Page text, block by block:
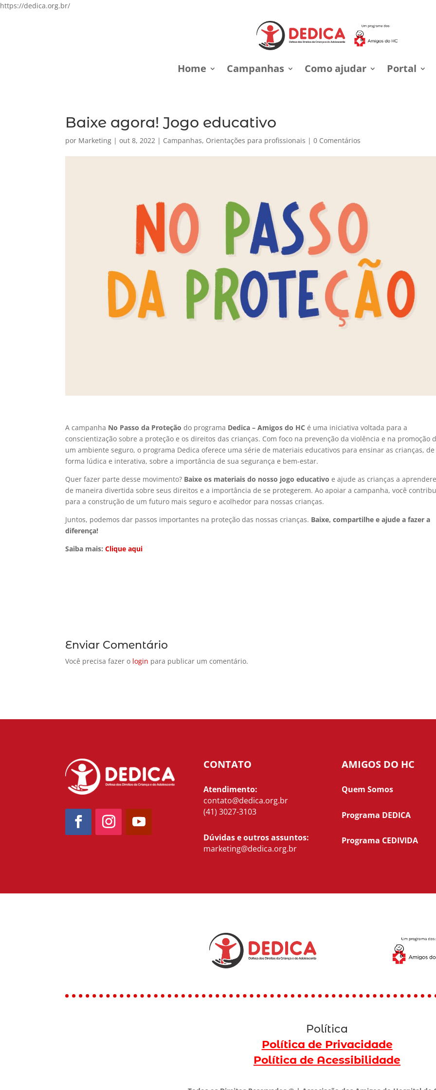
https://dedica.org.br/
Home Campanhas Como ajudar Portal
Baixe agora! Jogo educativo
por Marketing |out 8, 2022 | Campanhas, Orientações para profissionais |0 Comentários
A campanha No Passo da Proteção do programa Dedica – Amigos do HC é uma iniciativa voltada para a
conscientização sobre a proteção e os direitos das crianças. Com foco na prevenção da violência e na promoção
um ambiente seguro, o programa Dedica oferece uma série de materiais educativos para ensinar as crianças, de
forma lúdica e interativa, sobre a importância de sua segurança e bem-estar.
Quer fazer parte desse movimento? Baixe os materiais do nosso jogo educativo e ajude as crianças a
de maneira divertida sobre seus direitos e a importância de se protegerem. Ao apoiar a campanha, você
para a construção de um futuro mais seguro e acolhedor para nossas crianças.
Juntos, podemos dar passos importantes na proteção das nossas crianças. Baixe, compartilhe e ajude a fazer a
diferença!
Saiba mais:Clique aqui
Enviar Comentário
Você precisa fazer o login para publicar um comentário.
CONTATO
Atendimento:
contato@dedica.org.br
(41) 3027-3103
Dúvidas e outros assuntos:
marketing@dedica.org.br
AMIGOS DO HC
Quem Somos
Programa DEDICA
Programa CEDIVIDA
Política
Política de Privacidade
Política de Acessibilidade